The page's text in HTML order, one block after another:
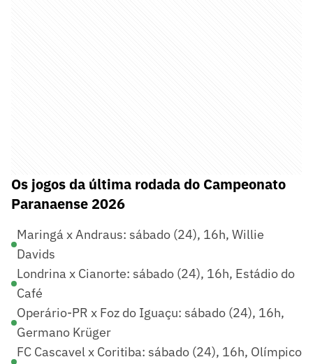
Os jogos da última rodada do Campeonato
Paranaense 2026
Maringá x Andraus: sábado (24), 16h, Willie
Davids
Londrina x Cianorte: sábado (24), 16h, Estádio do
Café
Operário-PR x Foz do Iguaçu: sábado (24), 16h,
Germano Krüger
FC Cascavel x Coritiba: sábado (24), 16h, Olímpico